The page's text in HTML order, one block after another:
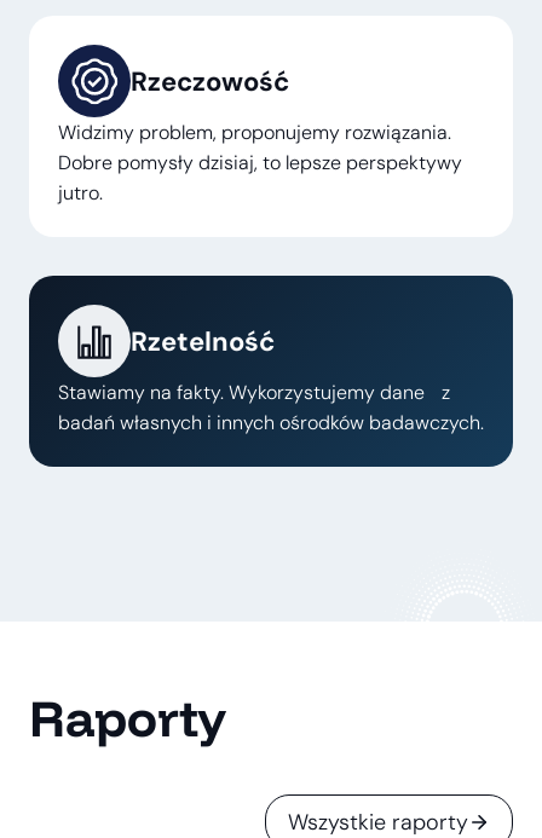
Rzeczowość
Widzimy problem, proponujemy rozwiązania.
Dobre pomysły dzisiaj, to lepsze perspektywy
jutro.
Rzetelność
Stawiamy na fakty. Wykorzystujemy dane z
badań własnych i innych ośrodków badawczych.
Raporty
Wszystkie raporty